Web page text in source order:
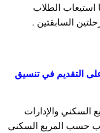
، ويتم فيها استيعاب الطلاب
السابقتين .
التقديم في تنسيق
السكني والإدارات
حسب المربع السكنى